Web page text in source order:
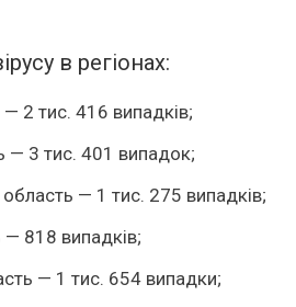
в регіонах:
2 тис. 416 випадків;
— 3 тис. 401 випадок;
— 1 тис. 275 випадків;
818 випадків;
— 1 тис. 654 випадки;